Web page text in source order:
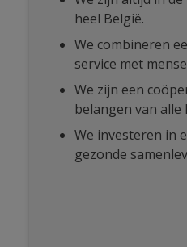
heel België.
We combineren
service met
We zijn een
belangen van
We investeren in
gezonde